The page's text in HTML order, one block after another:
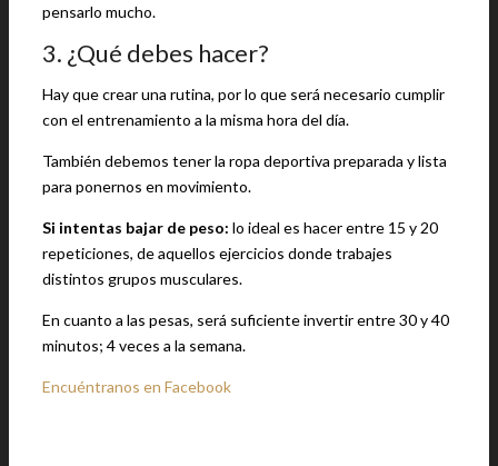
pensarlo mucho.
3. ¿Qué debes hacer?
Hay que crear una rutina, por lo que será necesario cumplir
con el entrenamiento a la misma hora del día.
También debemos tener la ropa deportiva preparada y lista
para ponernos en movimiento.
Si intentas bajar de peso: lo ideal es hacer entre 15 y 20
repeticiones, de aquellos ejercicios donde trabajes
distintos grupos musculares.
En cuanto a las pesas, será suficiente invertir entre 30 y 40
minutos; 4 veces a la semana.
Encuéntranos en Facebook